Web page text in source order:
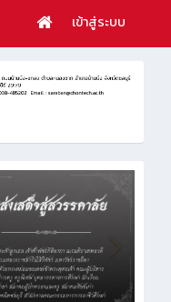
เข้าสู่ระบบ